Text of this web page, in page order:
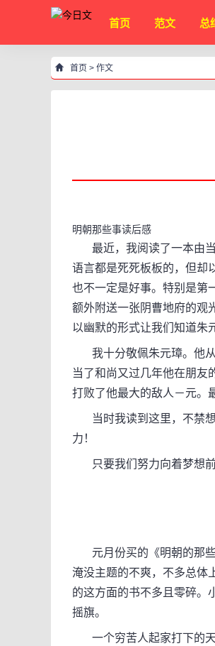
首页 范文 总
首页 > 作文
明朝那些事读后感
最近，我阅读了一本由当
语言都是死死板板的，但却
也不一定是好事。特别是第
额外附送一张阴曹地府的观
以幽默的形式让我们知道朱
我十分敬佩朱元璋。他从
当了和尚又过几年他在朋友
打败了他最大的敌人－元。
当时我读到这里，不禁想
力！
只要我们努力向着梦想前
元月份买的《明朝的那些
淹没主题的不爽，不多总体
的这方面的书不多且零碎。
摇旗。
一个穷苦人起家打下的天